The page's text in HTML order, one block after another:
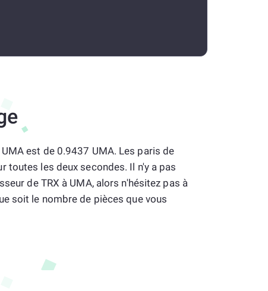
est de 0.9437 UMA. Les paris de
toutes les deux secondes. Il n'y a pas
de TRX à UMA, alors n'hésitez pas à
soit le nombre de pièces que vous